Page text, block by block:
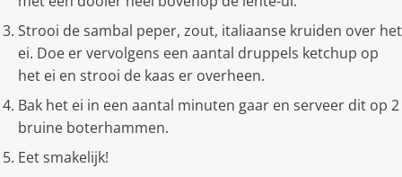
Strooi de sambal peper, zout, italiaanse kruiden over het
ei. Doe er vervolgens een aantal druppels ketchup op
het ei en strooi de kaas er overheen.
Bak het ei in een aantal minuten gaar en serveer dit op 2
bruine boterhammen.
Eet smakelijk!